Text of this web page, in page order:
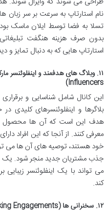
نام استارتاپ به سرعت بر سر زبان
تسلا به فضا توسط ایلان ماسک
بدون صرف هزینه هنگفت
استارتاپ هایی که به دنبال
Influencers)
این کانال شامل شناسایی و برقراری
بلاگرها و اینفلوئنسرهای
هدف این است که آن ها محصول
معرفی کنند. از آنجا که این افراد
خود هستند، توصیه های آن ها می
جذب مشتریان جدید منجر شود. یک
می تواند با یک اینفلوئنسر
کند.
۱۲. سخنرانی ها (Speaking Engagements)